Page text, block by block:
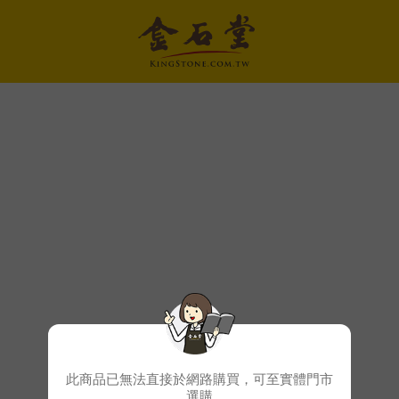
此商品已無法直接於網路購買，可至實體門市
選購